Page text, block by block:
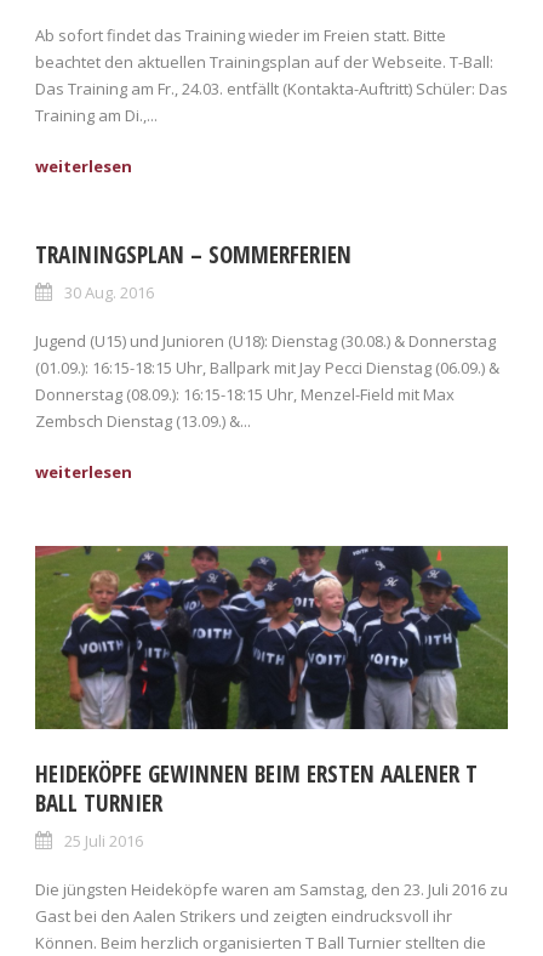
Ab sofort findet das Training wieder im Freien statt. Bitte
beachtet den aktuellen Trainingsplan auf der Webseite. T-Ball:
Das Training am Fr., 24.03. entfällt (Kontakta-Auftritt) Schüler: Das
Training am Di.,...
TRAININGSPLAN – SOMMERFERIEN
30 Aug. 2016
Jugend (U15) und Junioren (U18): Dienstag (30.08.) & Donnerstag
(01.09.): 16:15-18:15 Uhr, Ballpark mit Jay Pecci Dienstag (06.09.) &
Donnerstag (08.09.): 16:15-18:15 Uhr, Menzel-Field mit Max
Zembsch Dienstag (13.09.) &...
HEIDEKÖPFE GEWINNEN BEIM ERSTEN AALENER T
BALL TURNIER
25 Juli 2016
Die jüngsten Heideköpfe waren am Samstag, den 23. Juli 2016 zu
Gast bei den Aalen Strikers und zeigten eindrucksvoll ihr
Können. Beim herzlich organisierten T Ball Turnier stellten die